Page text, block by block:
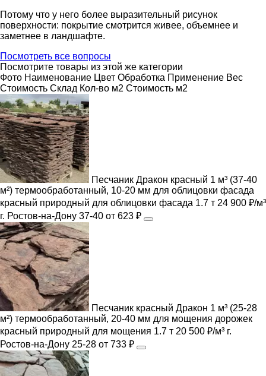
Потому что у него более выразительный рисунок
поверхности: покрытие смотрится живее, объемнее и
заметнее в ландшафте.
Посмотреть все вопросы
Посмотрите товары из этой же категории
Фото Наименование Цвет Обработка Применение Вес
Cтоимость Склад Кол-во м2 Стоимость м2
Песчаник Дракон красный 1 м³ (37-40
м²) термообработанный, 10-20 мм для облицовки фасада
красный природный для облицовки фасада 1.7 т 24 900 ₽/м³
г. Ростов-на-Дону 37-40 от 623 ₽
Песчаник красный Дракон 1 м³ (25-28
м²) термообработанный, 20-40 мм для мощения дорожек
красный природный для мощения 1.7 т 20 500 ₽/м³ г.
Ростов-на-Дону 25-28 от 733 ₽